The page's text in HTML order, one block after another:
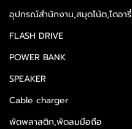
อุปกรณ์สำนักงาน,สมุดโน้ต,ไดอารี่
FLASH DRIVE
POWER BANK
SPEAKER
Cable charger
พัดพลาสติก,พัดลมมือถือ